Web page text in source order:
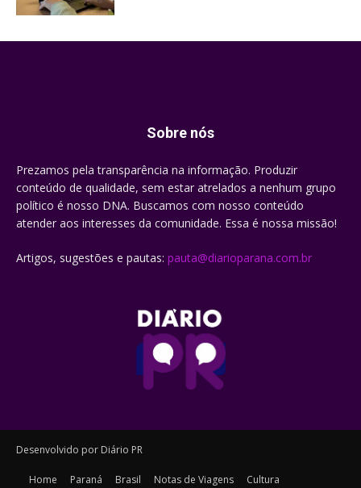
Sobre nós
Prezamos pela transparência na informação. Produzir
conteúdo de qualidade, sem estar atrelados a nenhum grupo
político é nosso DNA. Buscamos com nosso conteúdo
atender aos interesses da comunidade. Essa é nossa missão!
Artigos, sugestões e pautas: pauta@diarioparana.com.br
Desenvolvido por Diário PR
Home Paraná Brasil Notas de Viagens Cultura